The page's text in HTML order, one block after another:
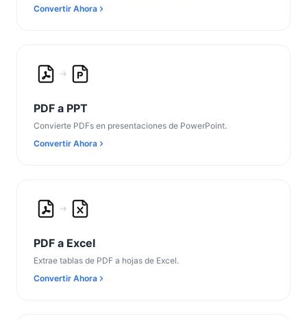
Convertir Ahora
PDF a PPT
Convierte PDFs en presentaciones de PowerPoint.
Convertir Ahora
PDF a Excel
Extrae tablas de PDF a hojas de Excel.
Convertir Ahora